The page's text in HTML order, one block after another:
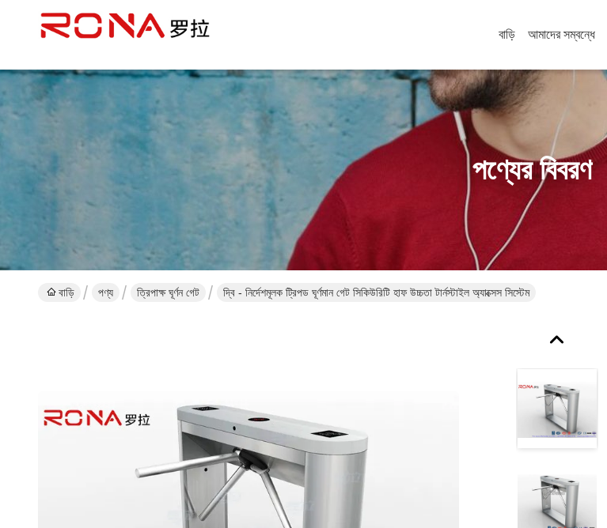
বাড়ি আমাদের সম্বন্ধে
পণ্যের বিবরণ
বাড়ি পণ্য ত্রিপাক্ষ ঘূর্ণন গেট দ্বি - নির্দেশমূলক ট্রিপড ঘূর্ণমান গেট সিকিউরিটি হাফ উচ্চতা টার্নস্টাইল অ্যাক্সেস সিস্টেম